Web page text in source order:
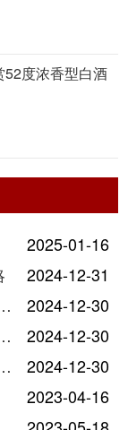
度浓香型白酒
2025-01-16
2024-12-31
53度飞天茅台怎么验真假
2024-12-30
2025春节送酒指南
2024-12-30
2025跨年热门酒推荐
2024-12-30
2023-04-16